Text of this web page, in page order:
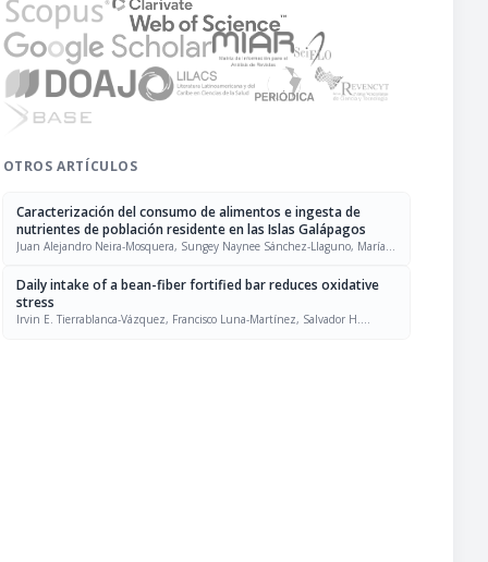
OTROS ARTÍCULOS
Caracterización del consumo de alimentos e ingesta de
nutrientes de población residente en las Islas Galápagos
Juan Alejandro Neira-Mosquera, Sungey Naynee Sánchez-Llaguno, María
Daily intake of a bean-fiber fortified bar reduces oxidative
stress
Irvin E. Tierrablanca-Vázquez, Francisco Luna-Martínez, Salvador H.